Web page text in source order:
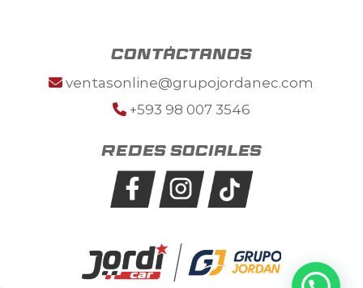
contáctanos
ventasonline@grupojordanec.com
+593 98 007 3546
Redes sociales